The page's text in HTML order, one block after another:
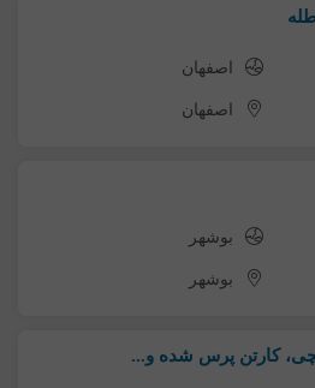
اصفهان
اصفهان
بوشهر
بوشهر
کارتن پرس شده و...